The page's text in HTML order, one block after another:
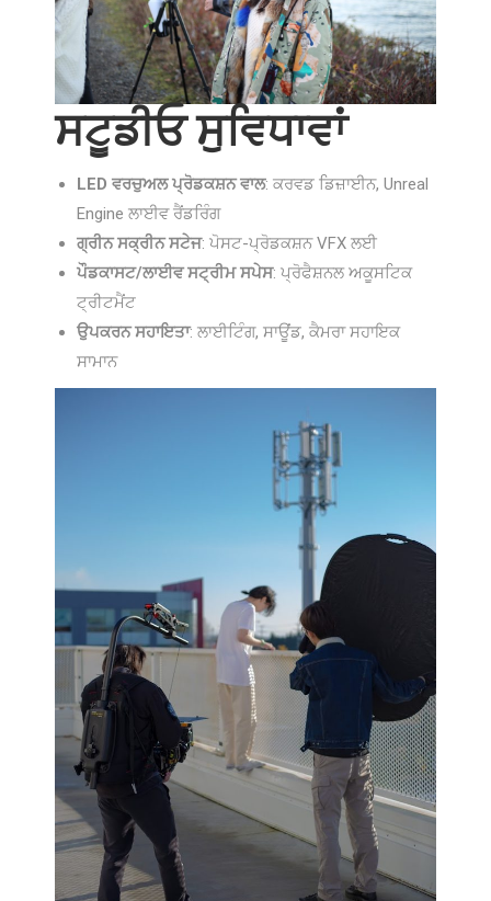
ਸਟੂਡੀਓ ਸੁਵਿਧਾਵਾਂ
LED ਵਰਚੁਅਲ ਪ੍ਰੋਡਕਸ਼ਨ ਵਾਲ: ਕਰਵਡ ਡਿਜ਼ਾਈਨ, Unreal
Engine ਲਾਈਵ ਰੈਂਡਰਿੰਗ
ਗ੍ਰੀਨ ਸਕ੍ਰੀਨ ਸਟੇਜ: ਪੋਸਟ-ਪ੍ਰੋਡਕਸ਼ਨ VFX ਲਈ
ਪੌਡਕਾਸਟ/ਲਾਈਵ ਸਟ੍ਰੀਮ ਸਪੇਸ: ਪ੍ਰੋਫੈਸ਼ਨਲ ਅਕੂਸਟਿਕ
ਟ੍ਰੀਟਮੈਂਟ
ਉਪਕਰਨ ਸਹਾਇਤਾ: ਲਾਈਟਿੰਗ, ਸਾਊਂਡ, ਕੈਮਰਾ ਸਹਾਇਕ
ਸਾਮਾਨ